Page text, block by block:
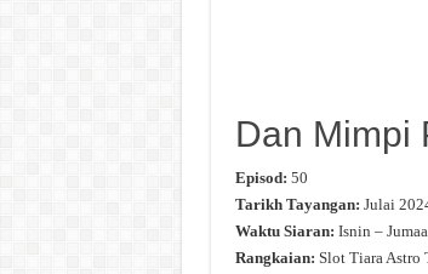
Dan Mimpi
Episod: 50
Tarikh Tayangan: Julai
Waktu Siaran: Isnin –
Rangkaian: Slot Tiara Astro